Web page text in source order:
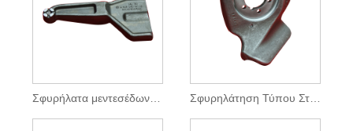
Σφυρήλατα μεντεσέδων πόρτας